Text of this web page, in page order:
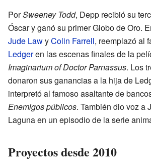
PorSweeney Todd, Depp recibió su
Óscar y ganó su primer Globo de Oro.
Jude LawyColin Farrell, reemplazó al
Ledgeren las escenas finales de la
Imaginarium of Doctor Parnassus. Los
donaron sus ganancias a la hija de
interpretó al famoso asaltante de
Enemigos públicos. También dio voz a
Laguna en un episodio de la serie
Proyectos desde 2010